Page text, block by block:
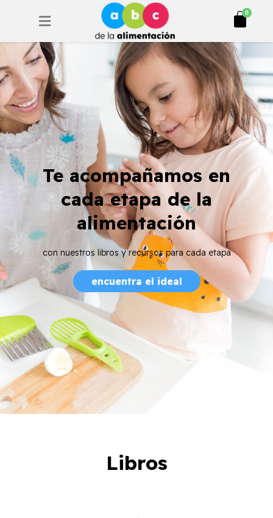
0
Cart
Te acompañamos en
cada etapa de la
alimentación
con nuestros libros y recursos para cada etapa
encuentra el ideal
Libros